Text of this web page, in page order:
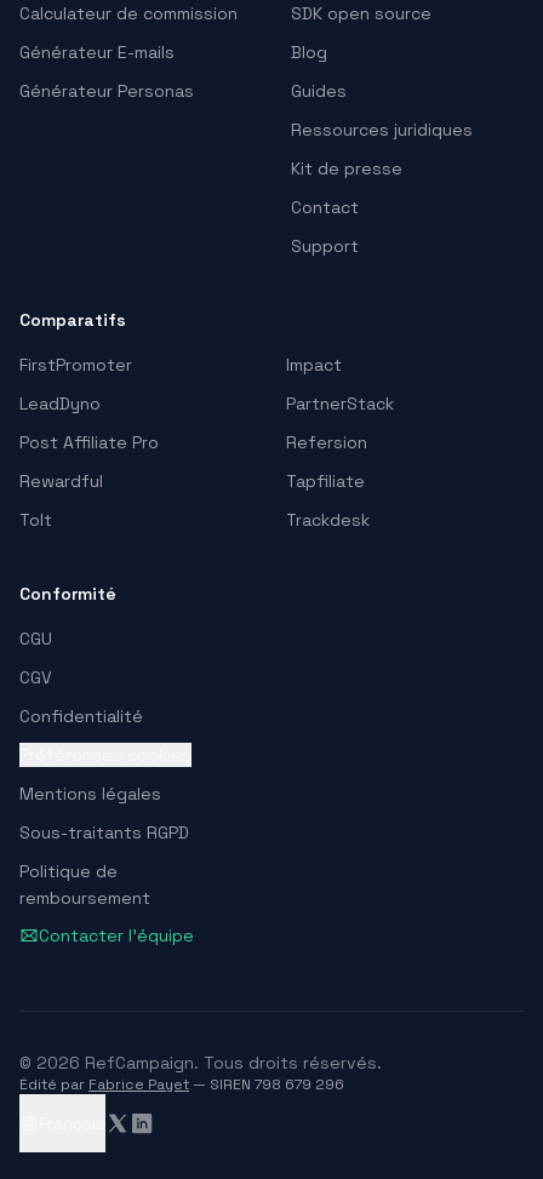
Calculateur de commission
Générateur E-mails
Générateur Personas
SDK open source
Blog
Guides
Ressources juridiques
Kit de presse
Contact
Support
Comparatifs
FirstPromoter
Impact
LeadDyno
PartnerStack
Post Affiliate Pro
Refersion
Rewardful
Tapfiliate
Tolt
Trackdesk
Conformité
CGU
CGV
Confidentialité
Mentions légales
Sous-traitants RGPD
Politique de
remboursement
Contacter l'équipe
© 2026 RefCampaign. Tous droits réservés.
Édité par Fabrice Payet — SIREN 798 679 296